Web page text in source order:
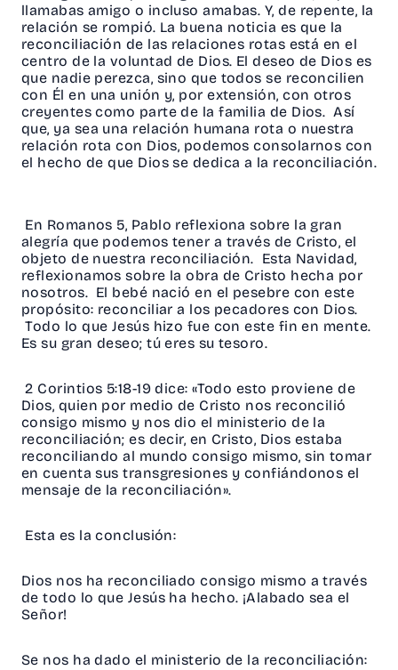
llamabas amigo o incluso amabas. Y, de repente, la
relación se rompió. La buena noticia es que la
reconciliación de las relaciones rotas está en el
centro de la voluntad de Dios. El deseo de Dios es
que nadie perezca, sino que todos se reconcilien
con Él en una unión y, por extensión, con otros
creyentes como parte de la familia de Dios. Así
que, ya sea una relación humana rota o nuestra
relación rota con Dios, podemos consolarnos con
el hecho de que Dios se dedica a la reconciliación.
En Romanos 5, Pablo reflexiona sobre la gran
alegría que podemos tener a través de Cristo, el
objeto de nuestra reconciliación. Esta Navidad,
reflexionamos sobre la obra de Cristo hecha por
nosotros. El bebé nació en el pesebre con este
propósito: reconciliar a los pecadores con Dios.
Todo lo que Jesús hizo fue con este fin en mente.
Es su gran deseo; tú eres su tesoro.
2 Corintios 5:18-19 dice: «Todo esto proviene de
Dios, quien por medio de Cristo nos reconcilió
consigo mismo y nos dio el ministerio de la
reconciliación; es decir, en Cristo, Dios estaba
reconciliando al mundo consigo mismo, sin tomar
en cuenta sus transgresiones y confiándonos el
mensaje de la reconciliación».
Esta es la conclusión:
Dios nos ha reconciliado consigo mismo a través
de todo lo que Jesús ha hecho. ¡Alabado sea el
Señor!
Se nos ha dado el ministerio de la reconciliación: